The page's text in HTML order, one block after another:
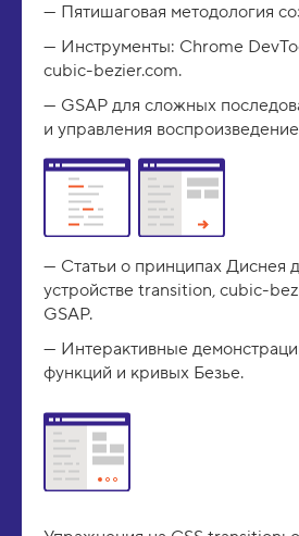
Пятишаговая методология
Инструменты: Chrome
cubic-bezier.com.
GSAP для сложных
и управления
Статьи о принципах Диснея
устройстве transition, cubic-
GSAP.
Интерактивные
функций и кривых Безье.